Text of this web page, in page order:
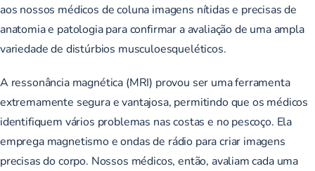
aos nossos médicos de coluna imagens nítidas e precisas de
anatomia e patologia para confirmar a avaliação de uma ampla
variedade de distúrbios musculoesqueléticos.
A ressonância magnética (MRI) provou ser uma ferramenta
extremamente segura e vantajosa, permitindo que os médicos
identifiquem vários problemas nas costas e no pescoço. Ela
emprega magnetismo e ondas de rádio para criar imagens
precisas do corpo. Nossos médicos, então, avaliam cada uma